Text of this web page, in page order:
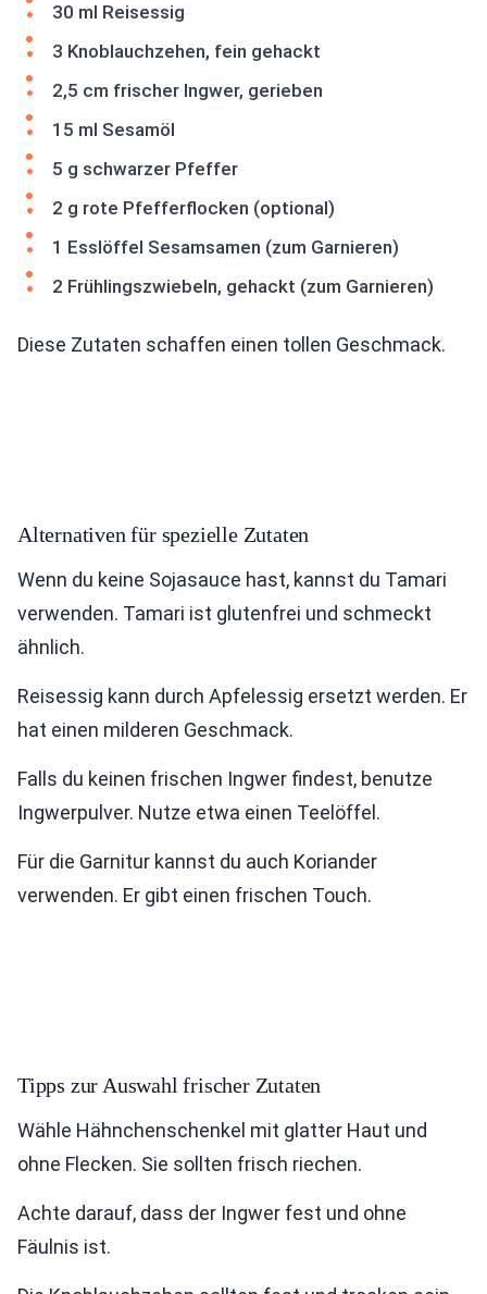
30 ml Reisessig
3 Knoblauchzehen, fein gehackt
2,5 cm frischer Ingwer, gerieben
15 ml Sesamöl
5 g schwarzer Pfeffer
2 g rote Pfefferflocken (optional)
1 Esslöffel Sesamsamen (zum Garnieren)
2 Frühlingszwiebeln, gehackt (zum Garnieren)
Diese Zutaten schaffen einen tollen Geschmack.
Alternativen für spezielle Zutaten
Wenn du keine Sojasauce hast, kannst du Tamari
verwenden. Tamari ist glutenfrei und schmeckt
ähnlich.
Reisessig kann durch Apfelessig ersetzt werden. Er
hat einen milderen Geschmack.
Falls du keinen frischen Ingwer findest, benutze
Ingwerpulver. Nutze etwa einen Teelöffel.
Für die Garnitur kannst du auch Koriander
verwenden. Er gibt einen frischen Touch.
Tipps zur Auswahl frischer Zutaten
Wähle Hähnchenschenkel mit glatter Haut und
ohne Flecken. Sie sollten frisch riechen.
Achte darauf, dass der Ingwer fest und ohne
Fäulnis ist.